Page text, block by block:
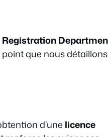
point que nous détaillons
d’une licence